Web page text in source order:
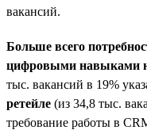
вакансий.
Больше всего
цифровыми навыками
тыс. вакансий в 19%
ретейле (из 34,8 тыс.
требование работы в